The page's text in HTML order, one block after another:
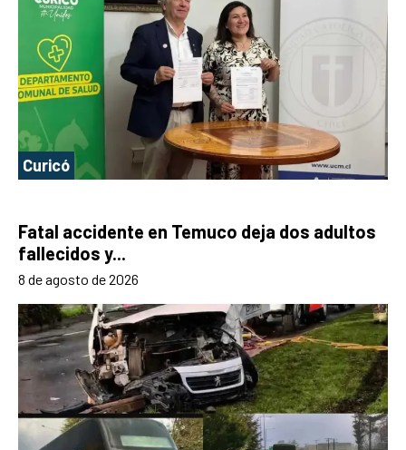
Curicó
Fatal accidente en Temuco deja dos adultos
fallecidos y...
8 de agosto de 2026